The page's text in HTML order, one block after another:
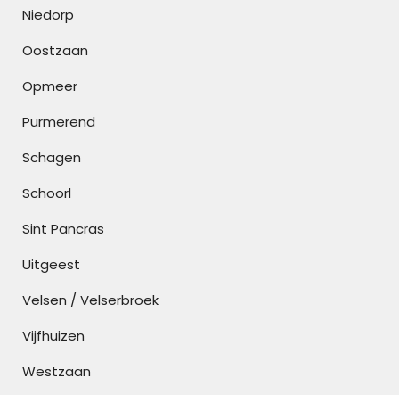
Niedorp
Oostzaan
Opmeer
Purmerend
Schagen
Schoorl
Sint Pancras
Uitgeest
Velsen / Velserbroek
Vijfhuizen
Westzaan